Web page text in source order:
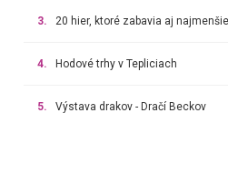
3. 20 hier, ktoré zabavia aj
4. Hodové trhy v Tepliciach
5. Výstava drakov - Dračí Beckov